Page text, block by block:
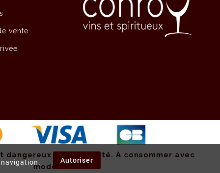
Autoriser
vente
dangereux pour la santé. À consommer avec
modération.